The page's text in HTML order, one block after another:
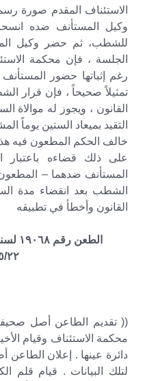
الاستئناف المقدم صورة
وكيل المستأنف ضده
للشطب، ثم حضر وكيل
الجلسة ، فإن محكمة
رغم إثباتها حضور المستأنف
تمثيلاً صحيحاً ، فإن قرار
القانون ، ويجوز له موالاة
خالف الحكم المطعون فيه
على ذلك قضاءه باعتبار
المستأنف ضدهما –
الشطب بعد انقضاء مدة
القانون وأخطأ في تطبيقه
(( تقديم الطاعن أصل
محكمة الاستئناف وقيام
دائرة عينها . إعلان
لتلك البيانات . قيام قلم